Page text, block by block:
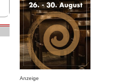
Anzeige